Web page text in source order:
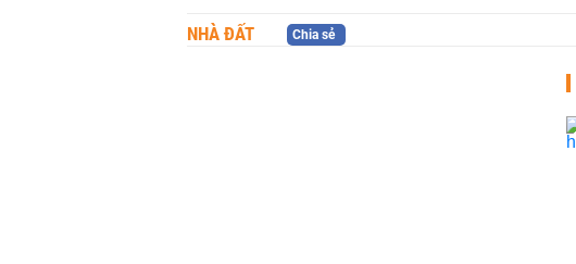
NHÀ ĐẤT Chia sẻ